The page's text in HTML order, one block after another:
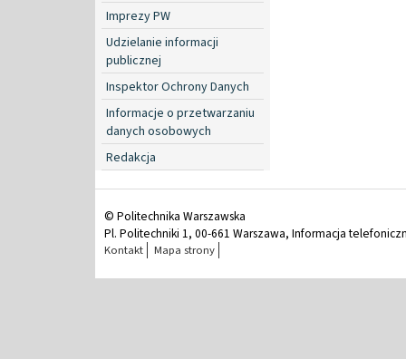
Imprezy PW
Udzielanie informacji
publicznej
Inspektor Ochrony Danych
Informacje o przetwarzaniu
danych osobowych
Redakcja
© Politechnika Warszawska
Pl. Politechniki 1, 00-661 Warszawa, Informacja
Kontakt Mapa strony